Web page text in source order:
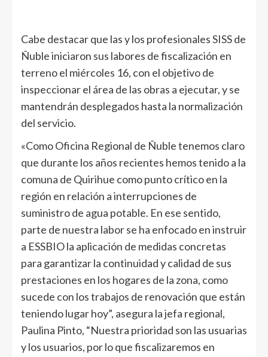
Cabe destacar que las y los profesionales SISS de
Ñuble iniciaron sus labores de fiscalización en
terreno el miércoles 16, con el objetivo de
inspeccionar el área de las obras a ejecutar, y se
mantendrán desplegados hasta la normalización
del servicio.
«Como Oficina Regional de Ñuble tenemos claro
que durante los años recientes hemos tenido a la
comuna de Quirihue como punto crítico en la
región en relación a interrupciones de
suministro de agua potable. En ese sentido,
parte de nuestra labor se ha enfocado en instruir
a ESSBIO la aplicación de medidas concretas
para garantizar la continuidad y calidad de sus
prestaciones en los hogares de la zona, como
sucede con los trabajos de renovación que están
teniendo lugar hoy”, asegura la jefa regional,
Paulina Pinto, “Nuestra prioridad son las usuarias
y los usuarios, por lo que fiscalizaremos en